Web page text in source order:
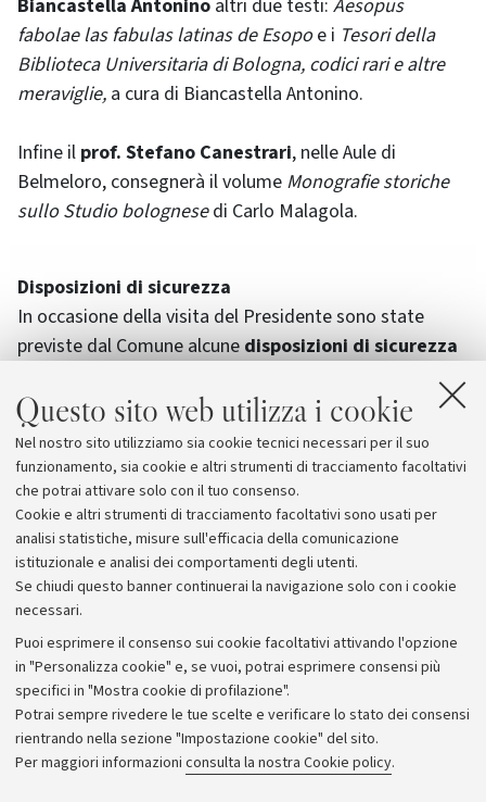
Questo sito web utilizza i cookie
Nel nostro sito utilizziamo sia cookie tecnici necessari per il suo
funzionamento, sia cookie e altri strumenti di tracciamento facoltativi
che potrai attivare solo con il tuo consenso.
Cookie e altri strumenti di tracciamento facoltativi sono usati per
analisi statistiche, misure sull'efficacia della comunicazione
istituzionale e analisi dei comportamenti degli utenti.
Se chiudi questo banner continuerai la navigazione solo con i cookie
necessari.
Puoi esprimere il consenso sui cookie facoltativi attivando l'opzione
in "Personalizza cookie" e, se vuoi, potrai esprimere consensi più
specifici in "Mostra cookie di profilazione".
Potrai sempre rivedere le tue scelte e verificare lo stato dei consensi
rientrando nella sezione "Impostazione cookie" del sito.
Per maggiori informazioni consulta la nostra Cookie policy.
Biancastella Antonino altri due testi: Aesopus
fabolae las fabulas latinas de Esopoe i Tesori della
Biblioteca Universitaria di Bologna, codici rari e altre
meraviglie, a cura di Biancastella Antonino.
Infine il prof. Stefano Canestrari, nelle Aule di
Belmeloro, consegnerà il volume Monografie storiche
sullo Studio bolognesedi Carlo Malagola.
Disposizioni di sicurezza
In occasione della visita del Presidente sono state
previste dal Comune alcunedisposizioni di sicurezza
Dalle 6 alle 14 di
giovedìi divieti interesseranno anche la zona
universitaria con la rimozione per via Zamboni, largo
Respighi, piazza Verdi, piazza Rossini, piazza Puntoni,
via Belmeloro e San Giacomo.
Archivio
Comunicati stampa
Redazione
Rassegna stampa